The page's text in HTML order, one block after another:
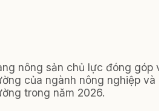
nông sản chủ lực đóng góp
của ngành nông nghiệp và
trong năm 2026.